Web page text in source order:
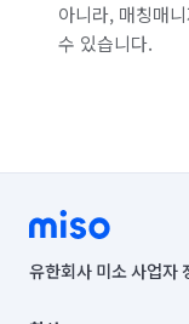
아니라, 매칭매
수 있습니다.
유한회사 미소 사업자